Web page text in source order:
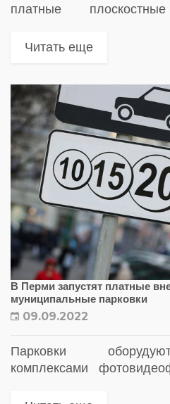
платные
Читать еще
В Перми запустят платные
муниципальные парковки
09.09.2022
Парковки
комплексами